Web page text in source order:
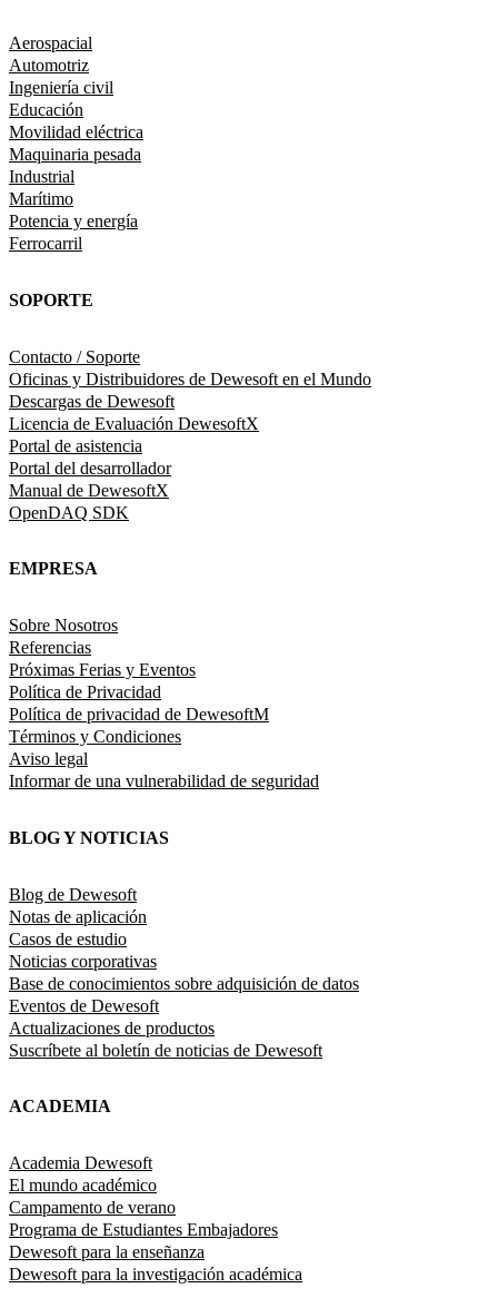
Aerospacial
Automotriz
Ingeniería civil
Educación
Movilidad eléctrica
Maquinaria pesada
Industrial
Marítimo
Potencia y energía
Ferrocarril
SOPORTE
Contacto / Soporte
Oficinas y Distribuidores de Dewesoft en el Mundo
Descargas de Dewesoft
Licencia de Evaluación DewesoftX
Portal de asistencia
Portal del desarrollador
Manual de DewesoftX
OpenDAQ SDK
EMPRESA
Sobre Nosotros
Referencias
Próximas Ferias y Eventos
Política de Privacidad
Política de privacidad de DewesoftM
Términos y Condiciones
Aviso legal
Informar de una vulnerabilidad de seguridad
BLOG Y NOTICIAS
Blog de Dewesoft
Notas de aplicación
Casos de estudio
Noticias corporativas
Base de conocimientos sobre adquisición de datos
Eventos de Dewesoft
Actualizaciones de productos
Suscríbete al boletín de noticias de Dewesoft
ACADEMIA
Academia Dewesoft
El mundo académico
Campamento de verano
Programa de Estudiantes Embajadores
Dewesoft para la enseñanza
Dewesoft para la investigación académica